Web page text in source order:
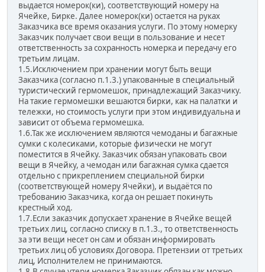
выдается номерок(ки), соответствующий номеру на
Ячейке, Бирке. Далее номерок(ки) остается на руках
Заказчика все время оказания услуги. По этому номерку
Заказчик получает свои вещи в пользование и несет
ответственность за сохранность номерка и передачу его
третьим лицам.
1.5.Исключением при хранении могут быть вещи
Заказчика (согласно п.1.3.) упакованные в специальный
туристический гермомешок, принадлежащий Заказчику.
На такие гермомешки вешаются бирки, как на палатки и
тележки, но стоимость услуги при этом индивидуальна и
зависит от объема гермомешка.
1.6.Так же исключением являются чемоданы и багажные
сумки с колесиками, которые физически не могут
поместится в Ячейку. Заказчик обязан упаковать свои
вещи в Ячейку, а чемодан или багажная сумка сдается
отдельно с прикреплением специальной бирки
(соответствующей номеру Ячейки), и выдаётся по
требованию Заказчика, когда он решает покинуть
крестный ход.
1.7.Если заказчик допускает хранение в Ячейке вещей
третьих лиц, согласно списку в п.1.3., то ответственность
за эти вещи несет он сам и обязан информировать
третьих лиц об условиях Договора. Претензии от третьих
лиц, Исполнителем не принимаются.